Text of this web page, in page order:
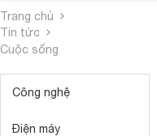
Trang chủ
Tin tức
Cuộc sống
Công nghệ
Điện máy